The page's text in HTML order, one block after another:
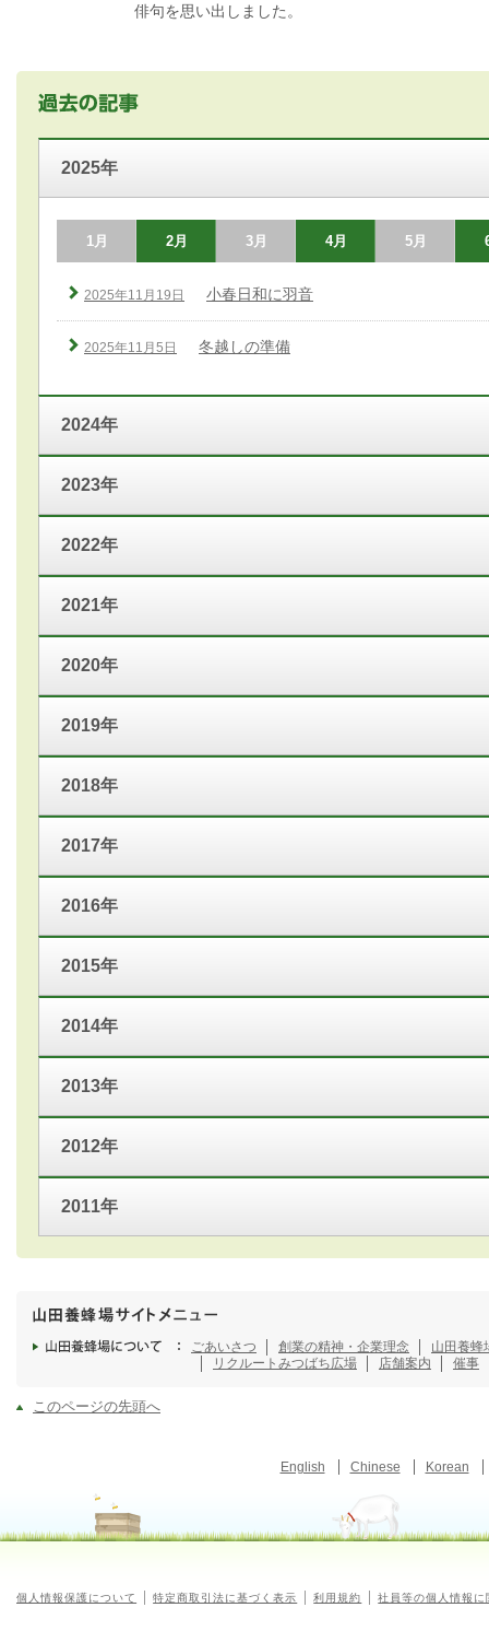
俳句を思い出しました。
2025年
1月 2月 3月 4月 5月
2025年11月19日 小春日和に羽音
2025年11月5日 冬越しの準備
2024年
2023年
2022年
2021年
2020年
2019年
2018年
2017年
2016年
2015年
2014年
2013年
2012年
2011年
ごあいさつ 創業の精神・企業理念
山田養蜂
リクルート みつばち広場 店舗案内 催事
このページの先頭へ
English Chinese Korean
個人情報保護について 特定商取引法に基づく表示 利用規約 社員等の個人情報